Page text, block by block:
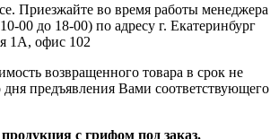
Приезжайте во время работы менеджера
00 до 18-00) по адресу г. Екатеринбург
1А, офис 102
возвращенного товара в срок не
дня предъявления Вами соответствующего
с грифом под заказ.